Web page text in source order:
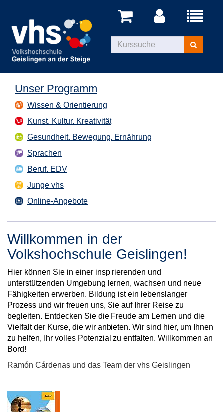
Menü
Kurse
suchen
Unser Programm
Wissen & Orientierung
Kunst. Kultur. Kreativität
Gesundheit. Bewegung. Ernährung
Sprachen
Beruf. EDV
Junge vhs
Online-Angebote
Willkommen in der
Volkshochschule Geislingen!
Hier können Sie in einer inspirierenden und
unterstützenden Umgebung lernen, wachsen und neue
Fähigkeiten erwerben. Bildung ist ein lebenslanger
Prozess und wir freuen uns, Sie auf Ihrer Reise zu
begleiten. Entdecken Sie die Freude am Lernen und die
Vielfalt der Kurse, die wir anbieten. Wir sind hier, um Ihnen
zu helfen, Ihr volles Potenzial zu entfalten. Willkommen an
Bord!
Ramón Cárdenas und das Team der vhs Geislingen